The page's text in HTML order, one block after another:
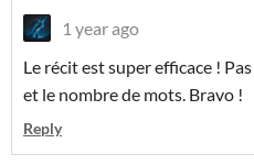
1 year ago
Le récit est super efficace !
et le nombre de mots. Bravo !
Reply